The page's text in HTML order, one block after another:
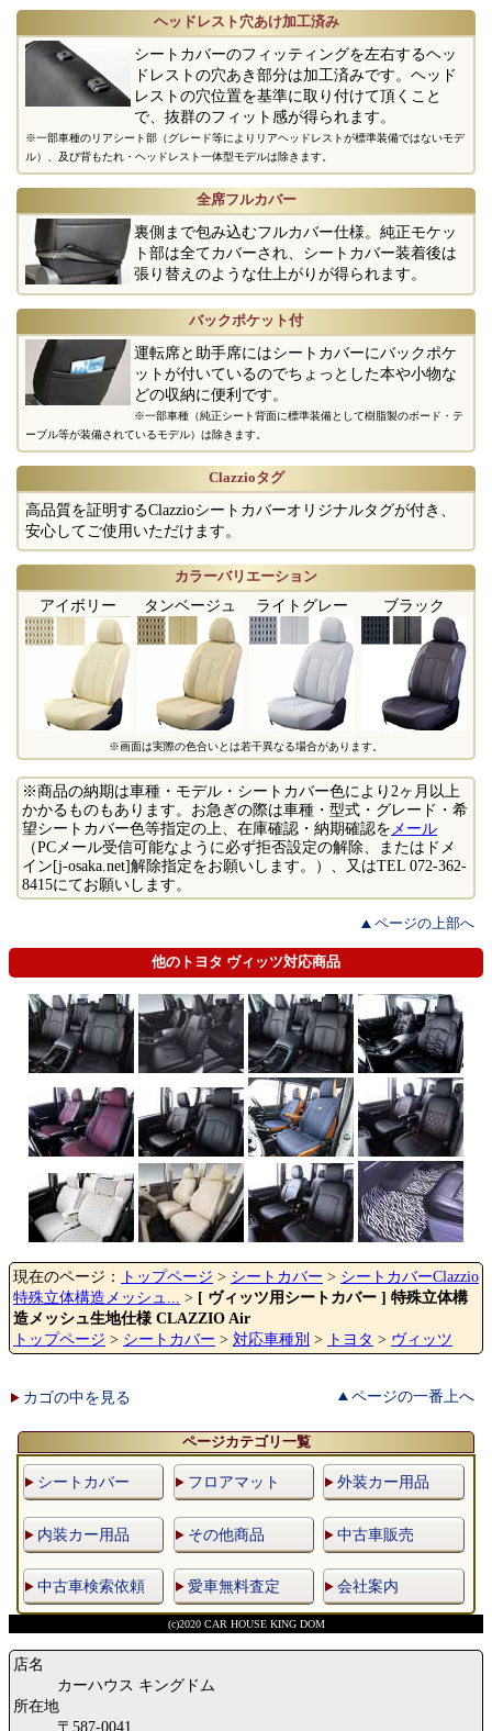
ヘッドレスト穴あけ加工済み
シートカバーのフィッティングを左右するヘッ
ドレストの穴あき部分は加工済みです。ヘッド
レストの穴位置を基準に取り付けて頂くこと
で、抜群のフィット感が得られます。
※一部車種のリアシート部（グレード等によりリアヘッドレストが標準装備ではないモデ
ル）、及び背もたれ・ヘッドレスト一体型モデルは除きます。
全席フルカバー
裏側まで包み込むフルカバー仕様。純正モケッ
ト部は全てカバーされ、シートカバー装着後は
張り替えのような仕上がりが得られます。
バックポケット付
運転席と助手席にはシートカバーにバックポケ
ットが付いているのでちょっとした本や小物な
どの収納に便利です。
※一部車種（純正シート背面に標準装備として樹脂製のボード・テ
ーブル等が装備されているモデル）は除きます。
Clazzioタグ
高品質を証明するClazzioシートカバーオリジナルタグが付き、
安心してご使用いただけます。
カラーバリエーション
アイボリー タンベージュ ライトグレー ブラック
※画面は実際の色合いとは若干異なる場合があります。
※商品の納期は車種・モデル・シートカバー色により2ヶ月以上
かかるものもあります。お急ぎの際は車種・型式・グレード・希
望シートカバー色等指定の上、在庫確認・納期確認を メール
（PCメール受信可能なように必ず拒否設定の解除、またはドメ
イン[j-osaka.net]解除指定をお願いします。）、又はTEL 072-362-
8415にてお願いします。
ページの上部へ
他のトヨタ ヴィッツ対応商品
現在のページ： トップページ > シートカバー > シートカバーClazzio
特殊立体構造メッシュ...
> [ ヴィッツ用シートカバー ] 特殊立体構
造メッシュ生地仕様 CLAZZIO Air
トップページ > シートカバー > 対応車種別 > トヨタ > ヴィッツ
カゴの中を見る ページの一番上へ
ページカテゴリ一覧
シートカバー フロアマット 外装カー用品
内装カー用品 その他商品 中古車販売
中古車検索依頼 愛車無料査定 会社案内
(c)2020 CAR HOUSE KING DOM
店名
カーハウス キングドム
所在地
〒587-0041